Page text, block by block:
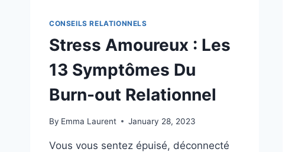
CONSEILS RELATIONNELS
Stress Amoureux : Les
13 Symptômes Du
Burn-out Relationnel
By Emma Laurent January 28, 2023
Vous vous sentez épuisé, déconnecté